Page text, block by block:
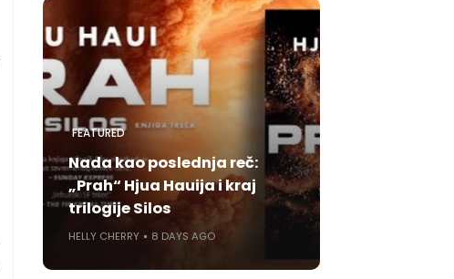
FEATURED
Nada kao poslednja reč:
„Prah“ Hjua Hauija i kraj
trilogije Silos
HELLY CHERRY 8 DAYS AGO